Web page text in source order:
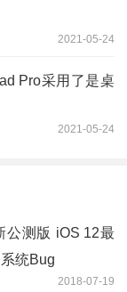
2021-05-24
Pro采用了是桌
2021-05-24
公测版 iOS 12最
统Bug
2018-07-19